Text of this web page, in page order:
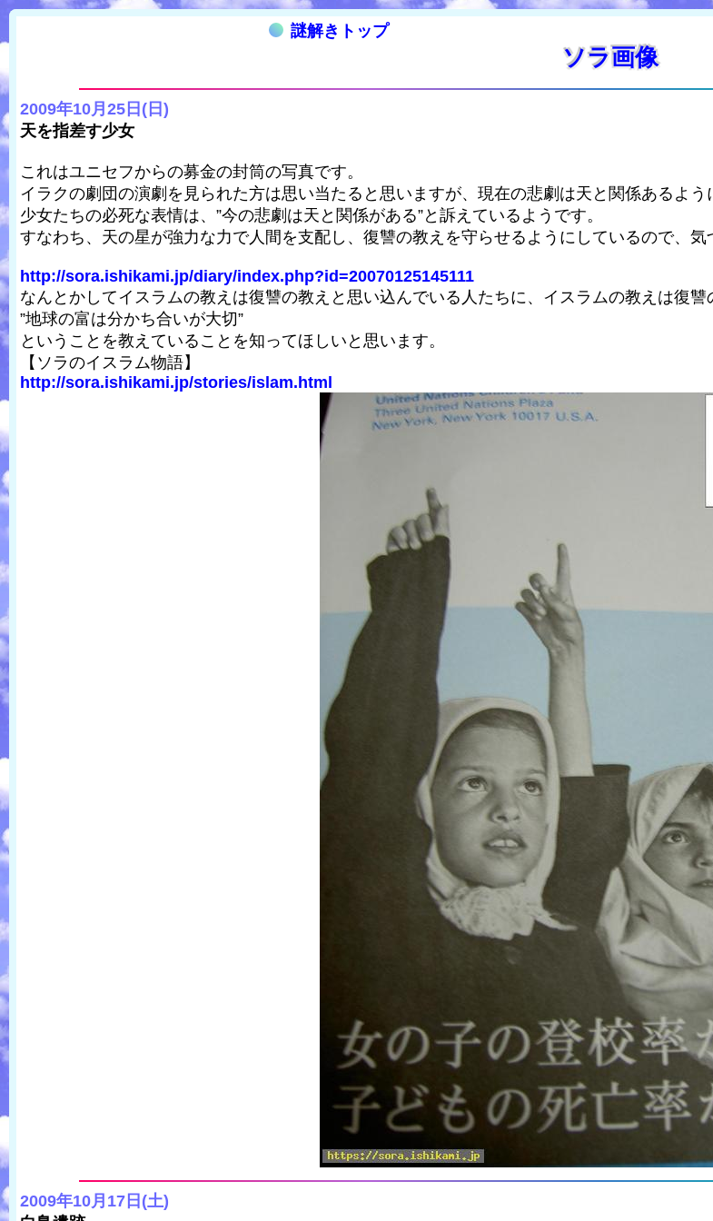
謎解きトップ
ソラ画像
2009年10月25日(日)
天を指差す少女
これはユニセフからの募金の封筒の写真です。
イラクの劇団の演劇を見られた方は思い当たると思いますが、現在の悲劇は天と関係あるよ
少女たちの必死な表情は、”今の悲劇は天と関係がある”と訴えているようです。
すなわち、天の星が強力な力で人間を支配し、復讐の教えを守らせるようにしているので、気
http://sora.ishikami.jp/diary/index.php?id=20070125145111
なんとかしてイスラムの教えは復讐の教えと思い込んでいる人たちに、イスラムの教えは復讐
”地球の富は分かち合いが大切”
ということを教えていることを知ってほしいと思います。
【ソラのイスラム物語】
http://sora.ishikami.jp/stories/islam.html
2009年10月17日(土)